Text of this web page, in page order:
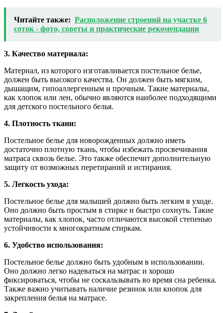
Читайте также: Расположение строений на участке 6
соток - фото, советы и практические рекомендации
3. Качество материала:
Материал, из которого изготавливается постельное белье,
должен быть высокого качества. Он должен быть мягким,
дышащим, гипоаллергенным и прочным. Такие материалы,
как хлопок или лен, обычно являются наиболее подходящими
для детского постельного белья.
4. Плотность ткани:
Постельное белье для новорожденных должно иметь
достаточно плотную ткань, чтобы избежать просвечивания
матраса сквозь белье. Это также обеспечит дополнительную
защиту от возможных перетираний и истирания.
5. Легкость ухода:
Постельное белье для малышей должно быть легким в уходе.
Оно должно быть простым в стирке и быстро сохнуть. Такие
материалы, как хлопок, часто отличаются высокой степенью
устойчивости к многократным стиркам.
6. Удобство использования:
Постельное белье должно быть удобным в использовании.
Оно должно легко надеваться на матрас и хорошо
фиксироваться, чтобы не соскальзывать во время сна ребенка.
Также важно учитывать наличие резинок или кнопок для
закрепления белья на матрасе.